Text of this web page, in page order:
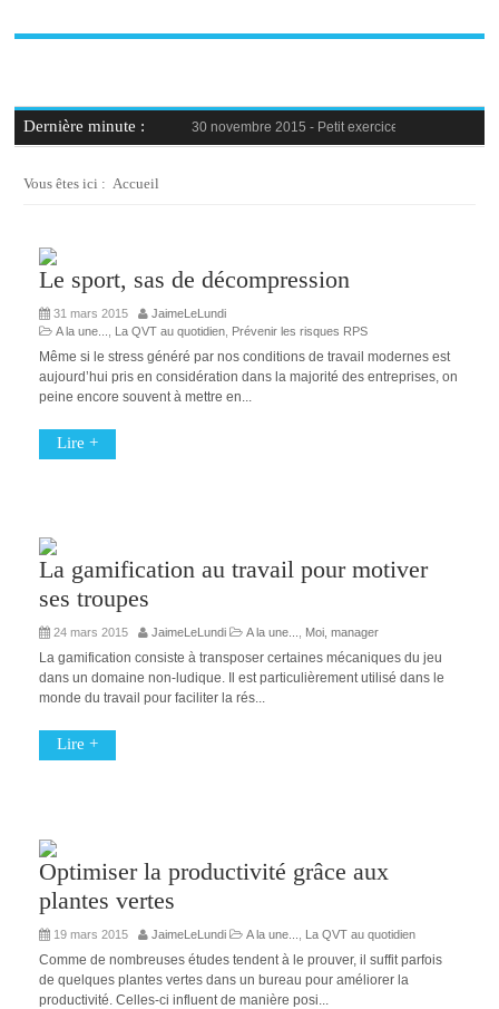
Dernière minute : 30 novembre 2015 - Petit exercice de la semaine
30 novembre 2015 -Blague au bureau #9
Vous êtes ici :Accueil
Le sport, sas de décompression
31 mars 2015
JaimeLeLundi
A la une...
La QVT au quotidien, Prévenir les risques RPS
Même si le stress généré par nos conditions de travail modernes est
aujourd’hui pris en considération dans la majorité des entreprises, on
peine encore souvent à mettre en...
Lire +
La gamification au travail pour motiver
ses troupes
24 mars 2015 JaimeLeLundi A la une... Moi, manager
La gamification consiste à transposer certaines mécaniques du jeu
dans un domaine non-ludique. Il est particulièrement utilisé dans le
monde du travail pour faciliter la rés...
Lire +
Optimiser la productivité grâce aux
plantes vertes
19 mars 2015 JaimeLeLundi A la une... La QVT au quotidien
Comme de nombreuses études tendent à le prouver, il suffit parfois
de quelques plantes vertes dans un bureau pour améliorer la
productivité. Celles-ci influent de manière posi...